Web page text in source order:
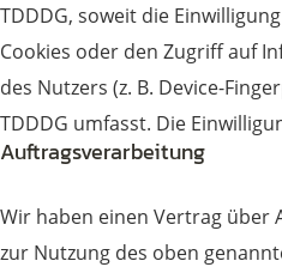
TDDDG, soweit die
Cookies oder den Zugriff auf
des Nutzers (z. B. Device-
TDDDG umfasst. Die
Auftragsverarbeitung
Wir haben einen Vertrag über
zur Nutzung des oben